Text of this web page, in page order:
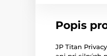
Popis
JP Titan